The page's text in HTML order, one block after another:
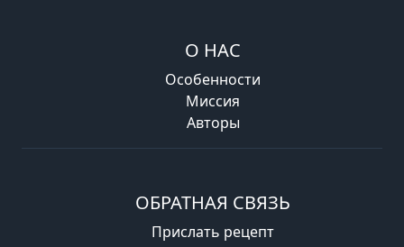
О НАС
Особенности
Миссия
Авторы
ОБРАТНАЯ СВЯЗЬ
Прислать рецепт